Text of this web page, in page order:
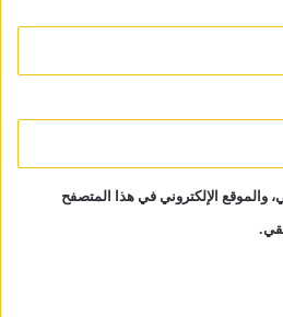
والموقع الإلكتروني في هذا المتصفح